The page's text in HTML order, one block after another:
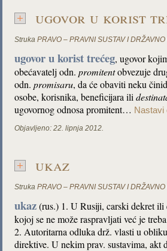
ugovor u korist
Struka PRAVO – PRAVNI SUSTAV I
ugovor u korist trećeg, ugovor
obećavatelj odn.promitentobvezuje
odn.promisaru, da će obaviti neku
osobe, korisnika, beneficijara ili
ugovornog odnosa promitent… Nastavi
Objavljeno: 22. lipnja 2012.
ukaz
Struka PRAVO – PRAVNI SUSTAV I
ukaz(rus.) 1. U Rusiji, carski dekret
kojoj se ne može raspravljati već je
2. Autoritarna odluka drž. vlasti u
direktive. U nekim prav. sustavima, akt